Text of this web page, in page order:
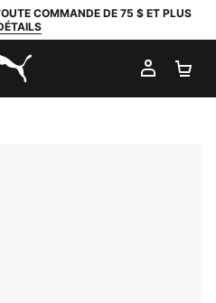
COMMANDE DE 75 $ ET PLUS
MON